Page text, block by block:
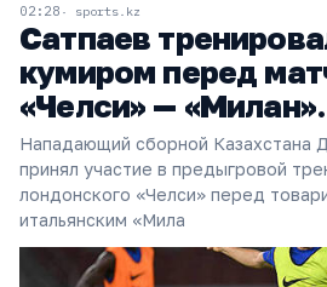
02:28 sports.kz
Сатпаев
кумиром перед
«Челси» —
Нападающий сборной Казахстана
принял участие в предыгровой
лондонского «Челси» перед
итальянским «Мила